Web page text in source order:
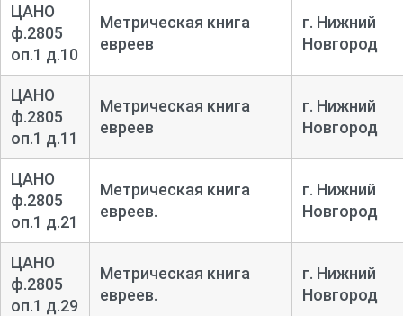
ЦАНО
ф.2805
оп.1 д.10
Метрическая книга
евреев
г. Нижний
Новгород
ЦАНО
ф.2805
оп.1 д.11
Метрическая книга
евреев
г. Нижний
Новгород
ЦАНО
ф.2805
оп.1 д.21
Метрическая книга
евреев.
г. Нижний
Новгород
ЦАНО
ф.2805
оп.1 д.29
Метрическая книга
евреев.
г. Нижний
Новгород